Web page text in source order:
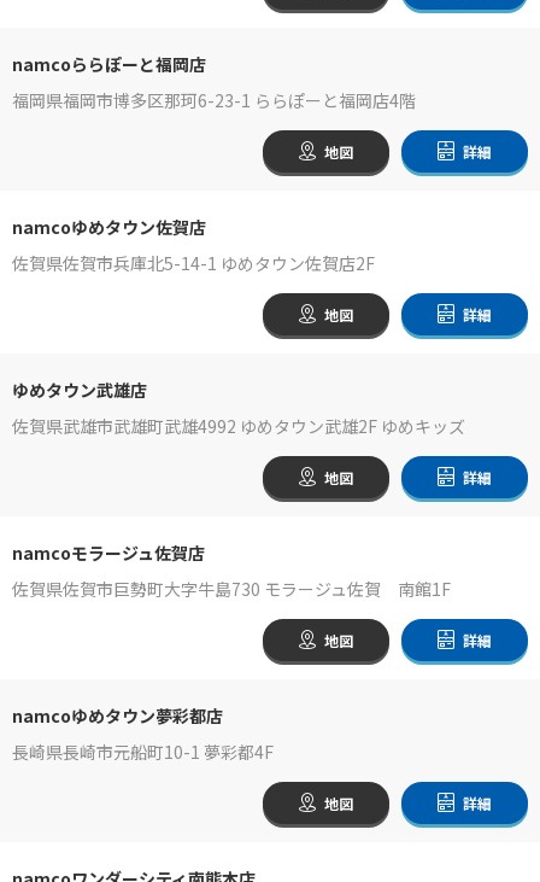
namcoららぽーと福岡店
福岡県福岡市博多区那珂6-23-1 ららぽーと福岡店4階
地図 詳細
namcoゆめタウン佐賀店
佐賀県佐賀市兵庫北5-14-1 ゆめタウン佐賀店2F
地図 詳細
ゆめタウン武雄店
佐賀県武雄市武雄町武雄4992 ゆめタウン武雄2F ゆめキッズ
地図 詳細
namcoモラージュ佐賀店
佐賀県佐賀市巨勢町大字牛島730 モラージュ佐賀 南館1F
地図 詳細
namcoゆめタウン夢彩都店
長崎県長崎市元船町10-1 夢彩都4F
地図 詳細